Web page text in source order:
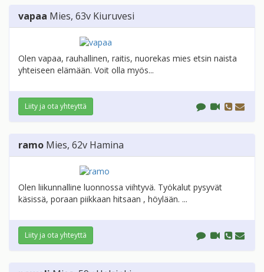
vapaa Mies, 63v Kiuruvesi
Olen vapaa, rauhallinen, raitis, nuorekas mies etsin naista
yhteiseen elämään. Voit olla myös...
Liity ja ota yhteyttä
ramo Mies, 62v Hamina
Olen liikunnalline luonnossa viihtyvä. Työkalut pysyvät
käsissä, poraan piikkaan hitsaan , höylään. ...
Liity ja ota yhteyttä